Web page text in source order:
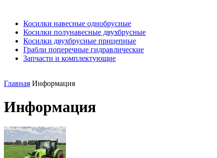
Косилки навесные однобрусные
Косилки полунавесные двухбрусные
Косилки двухбрусные прицепные
Грабли поперечные гидравлические
Запчасти и комплектующие
Главная Информация
Информация